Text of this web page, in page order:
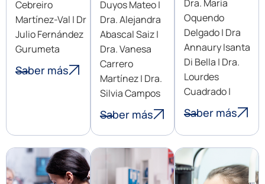
Cebreiro
Martínez-Val | Dr
Julio Fernández
Gurumeta
Saber más
Duyos Mateo |
Dra. Alejandra
Abascal Saiz |
Dra. Vanesa
Carrero
Martínez | Dra.
Silvia Campos
Saber más
Dra. Maria
Oquendo
Delgado | Dra
Annaury Isanta
Di Bella | Dra.
Lourdes
Cuadrado |
Saber más